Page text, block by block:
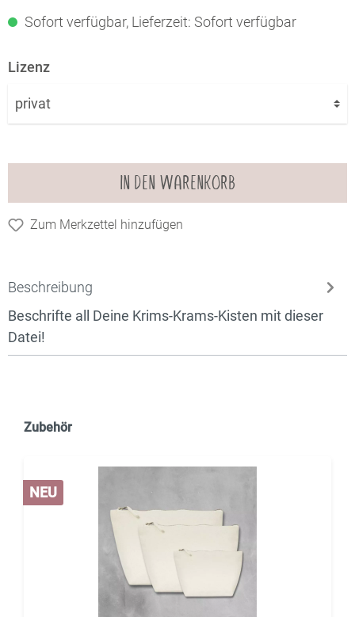
Sofort verfügbar, Lieferzeit: Sofort verfügbar
Lizenz
IN DEN WARENKORB
Zum Merkzettel hinzufügen
Beschreibung
Beschrifte all Deine Krims-Krams-Kisten mit dieser
Datei!
Zubehör
NEU